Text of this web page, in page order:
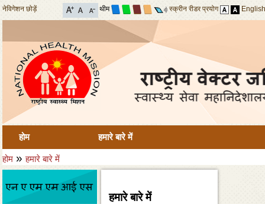
नेविगेशन छोड़ें थीम स्क्रीन रीडर प्रयोग English
होम हमारे बारे में
होम »हमारे बारे में
हमारे बारे में